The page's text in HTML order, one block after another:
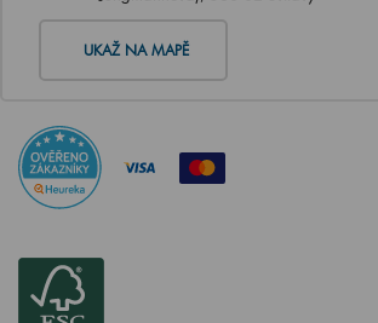
UKAŽ NA MAPĚ